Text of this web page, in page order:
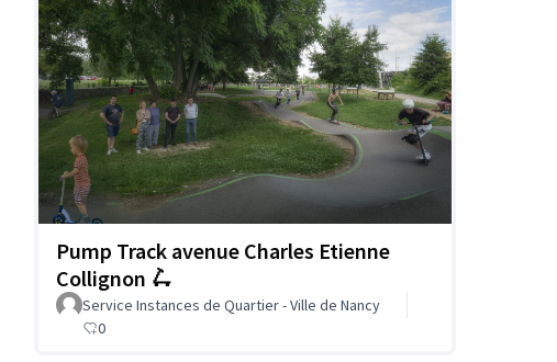
Pump Track avenue Charles Etienne
Collignon 🛴
Service Instances de Quartier - Ville de Nancy
0